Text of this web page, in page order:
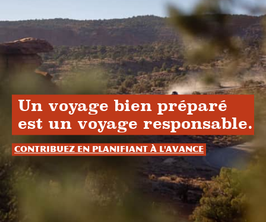
Un voyage bien préparé
est un voyage responsable.
Contribuez en planifiant à l'avance